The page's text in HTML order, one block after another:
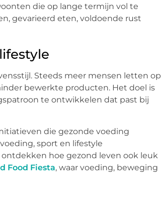
die op lange termijn vol te
gevarieerd eten, voldoende rust
Steeds meer mensen letten op
bewerkte producten. Het doel is
te ontwikkelen dat past bij
die gezonde voeding
sport en lifestyle
hoe gezond leven ook leuk
Food Fiesta, waar voeding, beweging